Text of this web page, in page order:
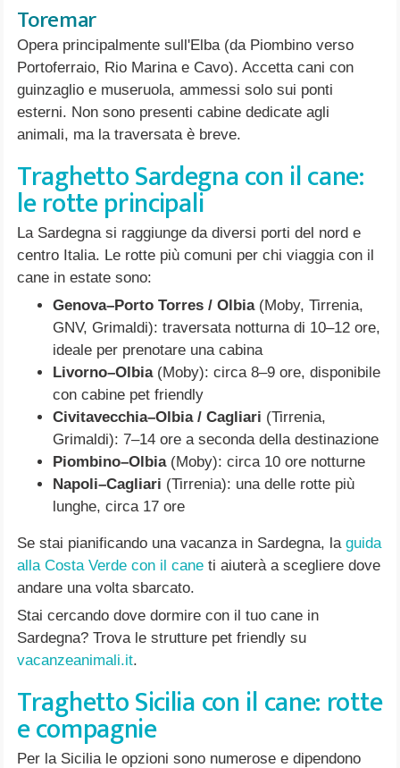
Toremar
Opera principalmente sull'Elba (da Piombino verso
Portoferraio, Rio Marina e Cavo). Accetta cani con
guinzaglio e museruola, ammessi solo sui ponti
esterni. Non sono presenti cabine dedicate agli
animali, ma la traversata è breve.
Traghetto Sardegna con il cane:
le rotte principali
La Sardegna si raggiunge da diversi porti del nord e
centro Italia. Le rotte più comuni per chi viaggia con il
cane in estate sono:
Genova–Porto Torres / Olbia(Moby, Tirrenia,
GNV, Grimaldi): traversata notturna di 10–12 ore,
ideale per prenotare una cabina
Livorno–Olbia(Moby): circa 8–9 ore, disponibile
con cabine pet friendly
Civitavecchia–Olbia / Cagliari (Tirrenia,
Grimaldi): 7–14 ore a seconda della destinazione
Piombino–Olbia(Moby): circa 10 ore notturne
Napoli–Cagliari (Tirrenia): una delle rotte più
lunghe, circa 17 ore
Se stai pianificando una vacanza in Sardegna, la guida
alla Costa Verde con il cane ti aiuterà a scegliere dove
andare una volta sbarcato.
Stai cercando dove dormire con il tuo cane in
Sardegna? Trova le strutture pet friendly su
vacanzeanimali.it.
Traghetto Sicilia con il cane: rotte
e compagnie
Per la Sicilia le opzioni sono numerose e dipendono